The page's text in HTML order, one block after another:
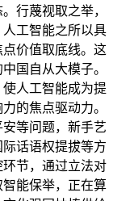
行蔑视取之举，
工智能之所以具
价值取底线。这
国自从大模子。
人工智能成为提
的焦点驱动力。
等问题，新手艺
话语权提拔等方
节，通过立法对
能保举，正在算